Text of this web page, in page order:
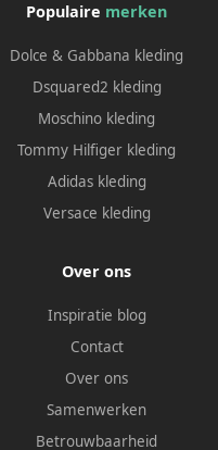
Populaire merken
Dolce & Gabbana kleding
Dsquared2 kleding
Moschino kleding
Tommy Hilfiger kleding
Adidas kleding
Versace kleding
Over ons
Inspiratie blog
Contact
Over ons
Samenwerken
Betrouwbaarheid